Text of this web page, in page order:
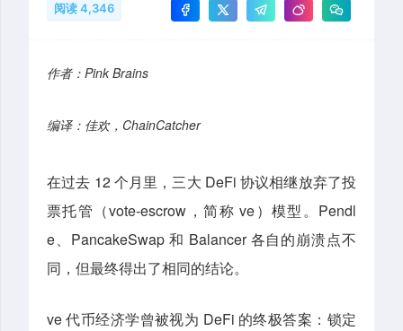
阅读 4,346
作者：Pink Brains
编译：佳欢，ChainCatcher
在过去 12 个月里，三大 DeFi 协议相继放弃了投
票托管（vote-escrow，简称 ve）模型。Pendl
e、PancakeSwap 和 Balancer 各自的崩溃点不
同，但最终得出了相同的结论。
ve 代币经济学曾被视为 DeFi 的终极答案：锁定